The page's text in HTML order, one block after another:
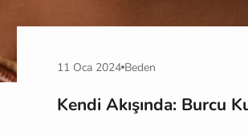
11 Oca 2024 Beden
Kendi Akışında: Burcu